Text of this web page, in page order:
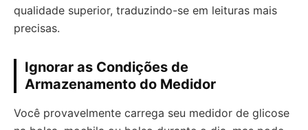
qualidade superior, traduzindo-se em leituras mais
precisas.
Ignorar as Condições de
Armazenamento do Medidor
Você provavelmente carrega seu medidor de glicose